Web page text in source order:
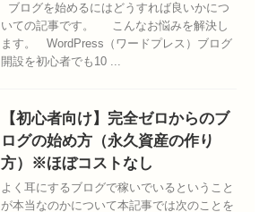
ブログを始めるにはどうすれば良いかにつ
いての記事です。 こんなお悩みを解決し
ます。 WordPress（ワードプレス）ブログ
開設を初心者でも10 ...
【初心者向け】完全ゼロからのブ
ログの始め方（永久資産の作り
方）※ほぼコストなし
よく耳にするブログで稼いでいるということ
が本当なのかについて本記事では次のことを